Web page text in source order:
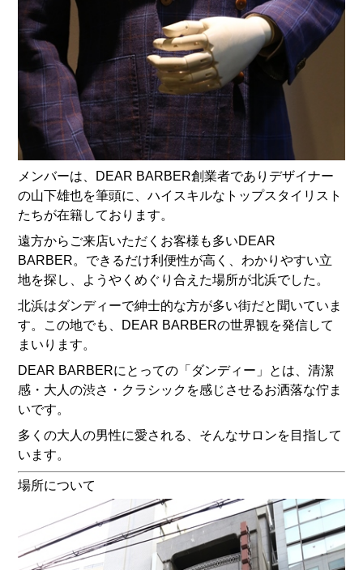
メンバーは、DEAR BARBER創業者でありデザイナー
の山下雄也を筆頭に、ハイスキルなトップスタイリスト
たちが在籍しております。
遠方からご来店いただくお客様も多いDEAR
BARBER。できるだけ利便性が高く、わかりやすい立
地を探し、ようやくめぐり合えた場所が北浜でした。
北浜はダンディーで紳士的な方が多い街だと聞いていま
す。この地でも、DEAR BARBERの世界観を発信して
まいります。
DEAR BARBERにとっての「ダンディー」とは、清潔
感・大人の渋さ・クラシックを感じさせるお洒落な佇ま
いです。
多くの大人の男性に愛される、そんなサロンを目指して
います。
場所について